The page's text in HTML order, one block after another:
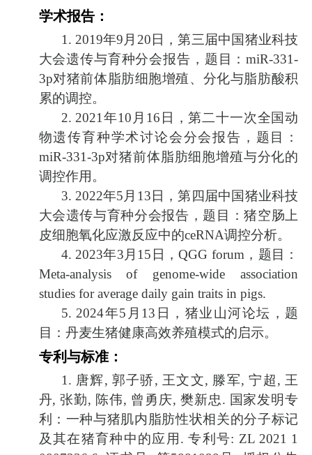
学术报告：
1. 2019年9 月 20 日，第三届中国猪业科技
大会遗传与育种分会报告，题目：miR-331-
3p对猪前体脂肪细胞增殖、分化与脂肪酸积
累的调控。
2. 2021 年10 月 16 日，第二十一次全国动
物遗传育种学术讨论会分会报告，题目：
miR-331-3p对猪前体脂肪细胞增殖与分化的
调控作用。
3. 2022年5 月 13 日，第四届中国猪业科技
大会遗传与育种分会报告，题目：猪空肠上
皮细胞氧化应激反应中的ceRNA调控分析。
4. 2023年3 月 15 日，QGG forum ，题目：
Meta-analysis of genome-wide association
studies for average daily gain traits in pigs.
5. 2024年5 月 13 日，猪业山河论坛，题
目：丹麦生猪健康高效养殖模式的启示。
专利与标准：
1. 唐辉, 郭子骄, 王文文, 滕军,宁超, 王
丹,张勤, 陈伟, 曾勇庆, 樊新忠. 国家发明专
利：一种与猪肌内脂肪性状相关的分子标记
及其在猪育种中的应用 .专利号: ZL 2021 1